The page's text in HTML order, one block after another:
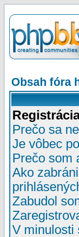
Obsah fóra
Prečo sa
Je vôbec
Prečo som
Ako
Zabudol
V minulosti